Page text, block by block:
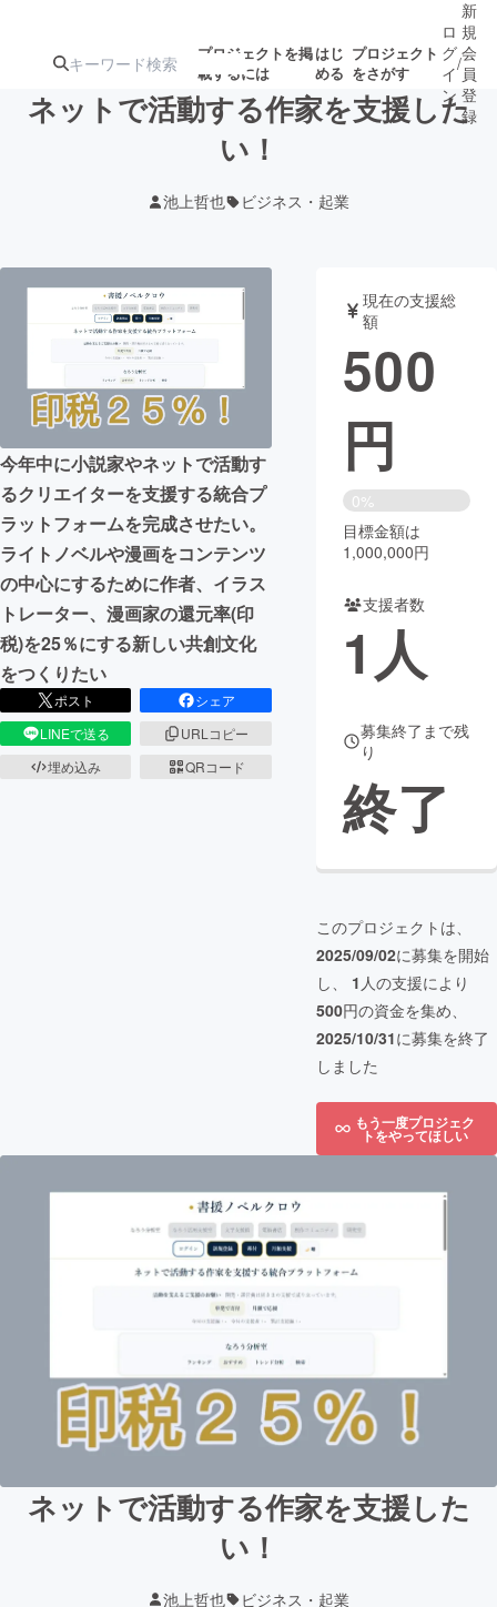
プロジェクトを掲
載するには
はじ
める
プロジェクト
をさがす
注目の新着プロ
ジェクト
募集終了が近いプ
ロジェクト
アート・写真 音楽
テクノロジー・ガジェット ゲーム・サ
映像・映画
ビジネス・起業
まちづくり・地域活性化
CAMPFIRE for Social Good
CAMPFIRE Creation
CAMPFIREふるさと納税
コミュニティ
ロ
グ
イ
ン
/
新
規
会
員
登
録
ネットで活動する作家を支援した
い！
池上哲也 ビジネス・起業
今年中に小説家やネットで活動す
るクリエイターを支援する統合プ
ラットフォームを完成させたい。
ライトノベルや漫画をコンテンツ
の中心にするために作者、イラス
トレーター、漫画家の還元率(印
税)を25％にする新しい共創文化
をつくりたい
ポスト
シェア
LINEで送る
URLコピー
埋め込み
QRコード
現在の支援総
額
500
円
0%
目標金額は
1,000,000円
支援者数
1人
募集終了まで残
り
終了
このプロジェクトは、
2025/09/02に募集を開始
し、 1 人の支援により
500円の資金を集め、
2025/10/31に募集を終了
しました
もう一度プロジェク
トをやってほしい
ネットで活動する作家を支援した
い！
池上哲也 ビジネス・起業